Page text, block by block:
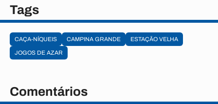
Tags
CAÇA-NÍQUEIS CAMPINA GRANDE
ESTAÇÃO VELHA
JOGOS DE AZAR
Comentários